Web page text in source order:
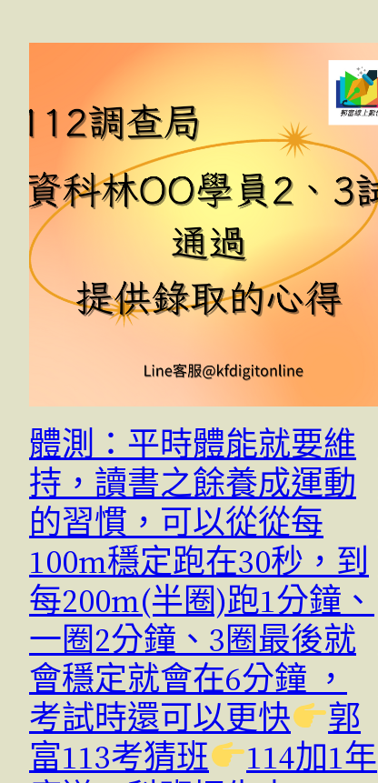
體測：平時體能就要維
持，讀書之餘養成運動
的習慣，可以從從每
100m穩定跑在30秒，到
每200m(半圈)跑1分鐘、
一圈2分鐘、3圈最後就
會穩定就會在6分鐘 ，
考試時還可以更快
郭
富113考猜班
114加1年